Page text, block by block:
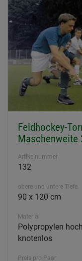
Feldhockey-
Maschenweite
Artikelnummer
132
obere und untere Tiefe
90 x 120 cm
Material
Polypropylen
knotenlos
Preis pro Paar